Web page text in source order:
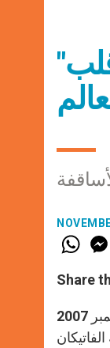
"الحب، بانطلاقه من قلب الله، وبعمله من خلال قلب
W
h
t
s
p
p
Share
الفاتيكان، 4 نوفمبر 2007 (ZENIT.org). – “الحب، بانطلاقه من قلب الله، وبعمله من خلال قلب الإنسان، هو القوة التي